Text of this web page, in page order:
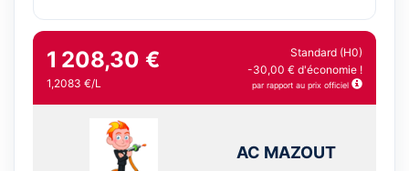
1 208,30 €
1,2083 €/L
Standard (H0)
-30,00 € d'économie !
par rapport au prix officiel
AC MAZOUT